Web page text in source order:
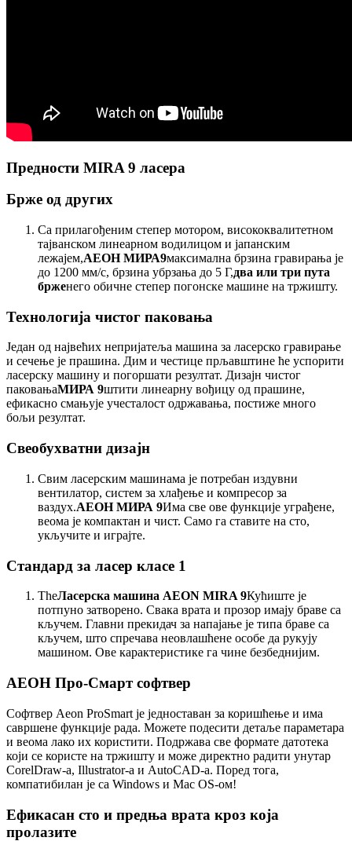
Предности MIRA 9 ласера
Брже од других
Са прилагођеним степер мотором, висококвалитетном
тајванском линеарном водилицом и јапанским
лежајем,АЕОН МИРА9максимална брзина гравирања је
до 1200 мм/с, брзина убрзања до 5 Г,два или три пута
брженего обичне степер погонске машине на тржишту.
Технологија чистог паковања
Један од највећих непријатеља машина за ласерско гравирање
и сечење је прашина. Дим и честице прљавштине ће успорити
ласерску машину и погоршати резултат. Дизајн чистог
паковањаМИРА 9штити линеарну вођицу од прашине,
ефикасно смањује учесталост одржавања, постиже много
бољи резултат.
Свеобухватни дизајн
Свим ласерским машинама је потребан издувни
вентилатор, систем за хлађење и компресор за
ваздух.АЕОН МИРА 9Има све ове функције уграђене,
веома је компактан и чист. Само га ставите на сто,
укључите и играјте.
Стандард за ласер класе 1
TheЛасерска машина AEON MIRA 9Кућиште је
потпуно затворено. Свака врата и прозор имају браве са
кључем. Главни прекидач за напајање је типа браве са
кључем, што спречава неовлашћене особе да рукују
машином. Ове карактеристике га чине безбеднијим.
АЕОН Про-Смарт софтвер
Софтвер Aeon ProSmart је једноставан за коришћење и има
савршене функције рада. Можете подесити детаље параметара
и веома лако их користити. Подржава све формате датотека
који се користе на тржишту и може директно радити унутар
CorelDraw-а, Illustrator-а и AutoCAD-а. Поред тога,
компатибилан је са Windows и Mac OS-ом!
Ефикасан сто и предња врата кроз која
пролазите